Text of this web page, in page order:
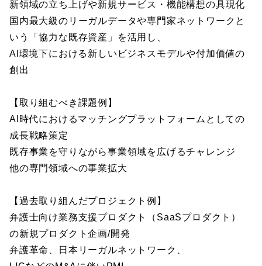
新領域の立ち上げや新規サービス・機能構想の具現化
国内最大級のリーガルデータや専門家ネットワークと
いう「協力な既存資産」を活用し、
AI環境下における新しいビジネスモデルや付加価値の
創出
【取り組むべき課題例】
AI時代におけるマッチングプラットフォームとしての
成長戦略策定
既存事業を守りながら事業領域を広げるチャレンジ
他の専門領域への事業拡大
【過去取り組んだプロジェクト例】
弁護士向け業務支援プロダクト（SaaSプロダクト）
の新規プロダクト企画/開発
弁護革命、日本リーガルネットワーク、